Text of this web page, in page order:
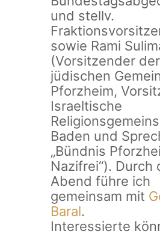
und stellv.
sowie Rami
(Vorsitzender der
jüdischen
Pforzheim,
Israeltische
Baden und
„Bündnis
Nazifrei“). Durch
Abend führe ich
gemeinsam mit
Baral.
Interessierte